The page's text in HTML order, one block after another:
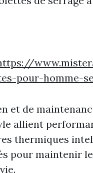
pour-homme-
et de
allient
thermiques
pour maintenir